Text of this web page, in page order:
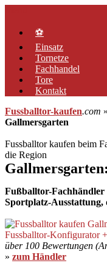
springen⚽
Einsatz
Tornetze
Fachhandel
Tore
Kontakt
Fussballtor-kaufen.com
Gallmersgarten
Fussballtor kaufen beim
die Region
Fußballtor-
Sportplatz-Ausstattung,
über 100 Bewertungen
» zum Händler